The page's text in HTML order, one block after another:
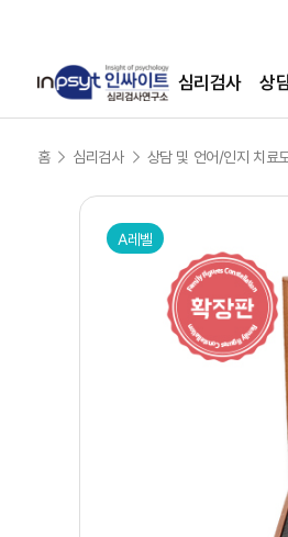
심리검사 상
홈 심리검사 상담 및 언어/인지 치료
A레벨